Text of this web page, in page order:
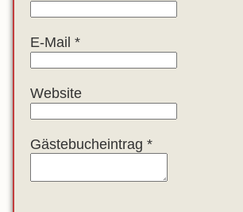
E-Mail *
Website
Gästebucheintrag *